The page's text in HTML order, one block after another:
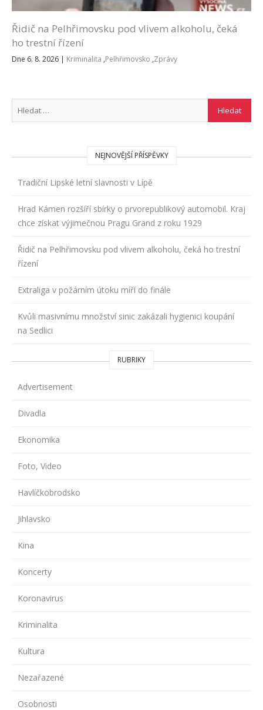
Řidič na Pelhřimovsku pod vlivem alkoholu, čeká
ho trestní řízení
Dne 6. 8. 2026 | Kriminalita ,Pelhřimovsko ,Zprávy
NEJNOVĚJŠÍ PŘÍSPĚVKY
Tradiční Lipské letní slavnosti v Lípě
Hrad Kámen rozšíří sbírky o prvorepublikový automobil. Kraj
chce získat výjimečnou Pragu Grand z roku 1929
Řidič na Pelhřimovsku pod vlivem alkoholu, čeká ho trestní
řízení
Extraliga v požárním útoku míří do finále
Kvůli masivnímu množství sinic zakázali hygienici koupání
na Sedlici
RUBRIKY
Advertisement
Divadla
Ekonomika
Foto, Video
Havlíčkobrodsko
Jihlavsko
Kina
Koncerty
Koronavirus
Kriminalita
Kultura
Nezařazené
Osobnosti